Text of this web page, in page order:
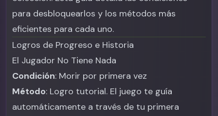
para desbloquearlos y los métodos más
eficientes para cada uno.
Logros de Progreso e Historia
El Jugador No Tiene Nada
Condición: Morir por primera vez
Método: Logro tutorial. El juego te guía
automáticamente a través de tu primera